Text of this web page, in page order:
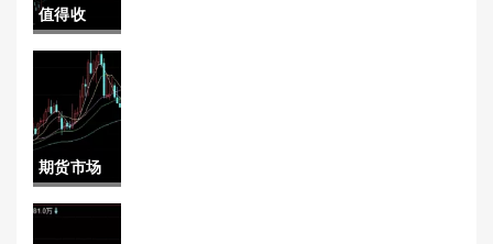
国际期货
交易平台)
值得收
藏！冠通
期货：历
史、发展
与未来展
期货市场
日线周线